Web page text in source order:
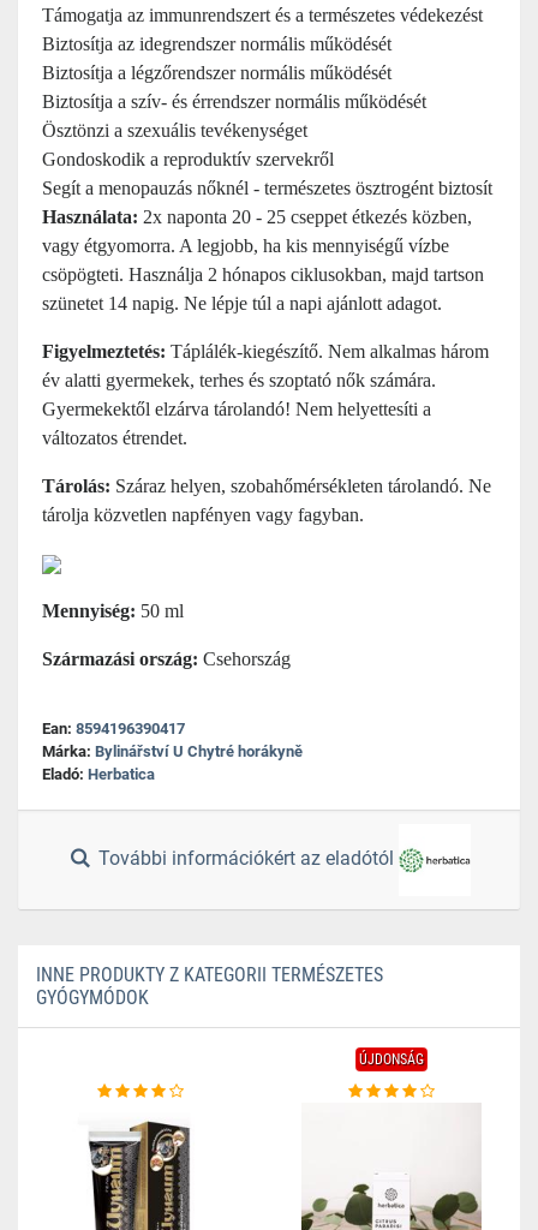
Támogatja az immunrendszert és a természetes védekezést
Biztosítja az idegrendszer normális működését
Biztosítja a légzőrendszer normális működését
Biztosítja a szív- és érrendszer normális működését
Ösztönzi a szexuális tevékenységet
Gondoskodik a reproduktív szervekről
Segít a menopauzás nőknél - természetes ösztrogént biztosít
Használata: 2x naponta 20 - 25 cseppet étkezés közben,
vagy étgyomorra. A legjobb, ha kis mennyiségű vízbe
csöpögteti. Használja 2 hónapos ciklusokban, majd tartson
szünetet 14 napig. Ne lépje túl a napi ajánlott adagot.
Figyelmeztetés: Táplálék-kiegészítő. Nem alkalmas három
év alatti gyermekek, terhes és szoptató nők számára.
Gyermekektől elzárva tárolandó! Nem helyettesíti a
változatos étrendet.
Tárolás: Száraz helyen, szobahőmérsékleten tárolandó. Ne
tárolja közvetlen napfényen vagy fagyban.
Mennyiség: 50 ml
Származási ország: Csehország
Ean: 8594196390417
Márka: Bylinářství U Chytré horákyně
Eladó: Herbatica
További információkért az eladótól
INNE PRODUKTY Z KATEGORII TERMÉSZETES
GYÓGYMÓDOK
ÚJDONSÁG